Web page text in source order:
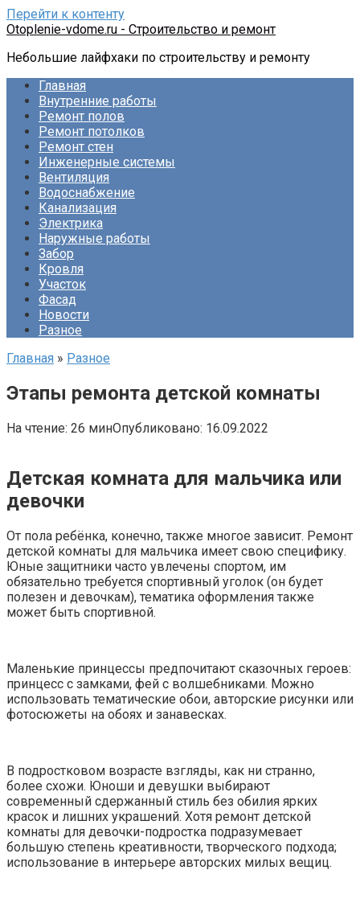
Перейти к контенту
Otoplenie-vdome.ru - Строительство и ремонт
Небольшие лайфхаки по строительству и ремонту
Главная
Внутренние работы
Ремонт полов
Ремонт потолков
Ремонт стен
Инженерные системы
Вентиляция
Водоснабжение
Канализация
Электрика
Наружные работы
Забор
Кровля
Участок
Фасад
Новости
Разное
Главная » Разное
Этапы ремонта детской комнаты
На чтение: 26 минОпубликовано: 16.09.2022
Детская комната для мальчика или
девочки
От пола ребёнка, конечно, также многое зависит. Ремонт
детской комнаты для мальчика имеет свою специфику.
Юные защитники часто увлечены спортом, им
обязательно требуется спортивный уголок (он будет
полезен и девочкам), тематика оформления также
может быть спортивной.
Маленькие принцессы предпочитают сказочных героев:
принцесс с замками, фей с волшебниками. Можно
использовать тематические обои, авторские рисунки или
фотосюжеты на обоях и занавесках.
В подростковом возрасте взгляды, как ни странно,
более схожи. Юноши и девушки выбирают
современный сдержанный стиль без обилия ярких
красок и лишних украшений. Хотя ремонт детской
комнаты для девочки-подростка подразумевает
большую степень креативности, творческого подхода;
использование в интерьере авторских милых вещиц.